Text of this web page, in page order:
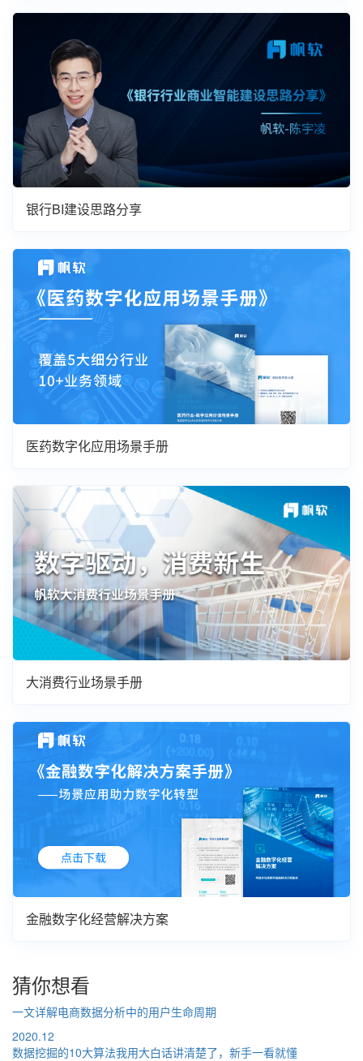
银行BI建设思路分享
医药数字化应用场景手册
大消费行业场景手册
金融数字化经营解决方案
猜你想看
一文详解电商数据分析中的用户生命周期
2020.12
数据挖掘的10大算法我用大白话讲清楚了，新手一看就懂